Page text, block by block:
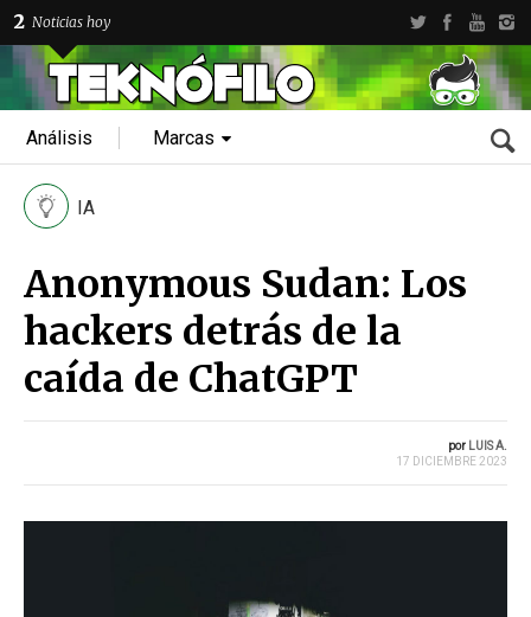
2 Noticias hoy
Análisis Marcas
IA
Anonymous Sudan: Los
hackers detrás de la
caída de ChatGPT
por LUIS A.
17 DICIEMBRE 2023